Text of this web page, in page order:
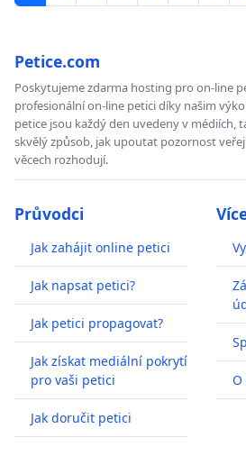
Petice.com
Poskytujeme zdarma hosting pro on-line
profesionální on-line petici díky našim
petice jsou každý den uvedeny v médiích,
skvělý způsob, jak upoutat pozornost
věcech rozhodují.
Průvodci
Jak zahájit online petici
Jak napsat petici?
Jak petici propagovat?
Jak získat mediální pokrytí
pro vaši petici
Jak doručit petici
O